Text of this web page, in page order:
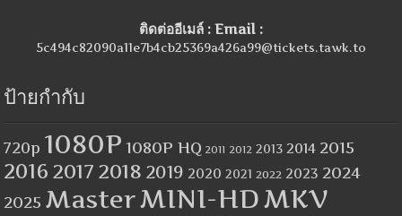
ติดต่ออีเมล์ : Email :
5c494c82090a11e7b4cb25369a426a99@tickets.tawk.to
ป้ายกำกับ
720p 1080P 1080P HQ 2011 2012 2013 2014 2015
2016 2017 2018 2019 2020 2021 2022 2023 2024
2025 MasterMINI-HDMKV